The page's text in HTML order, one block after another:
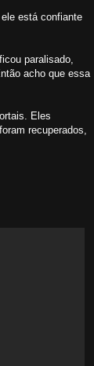
está confiante
paralisado,
acho que essa
Eles
recuperados,